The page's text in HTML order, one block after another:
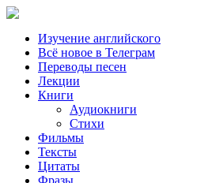
Изучение английского
Всё новое в Телеграм
Переводы песен
Лекции
Книги
Аудиокниги
Стихи
Фильмы
Тексты
Цитаты
Фразы